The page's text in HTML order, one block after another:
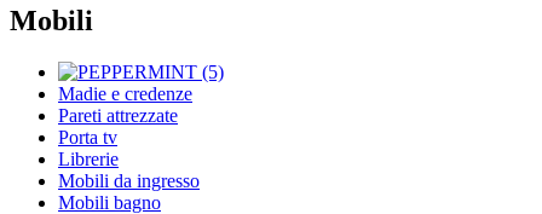
Mobili
Madie e credenze
Pareti attrezzate
Porta tv
Librerie
Mobili da ingresso
Mobili bagno